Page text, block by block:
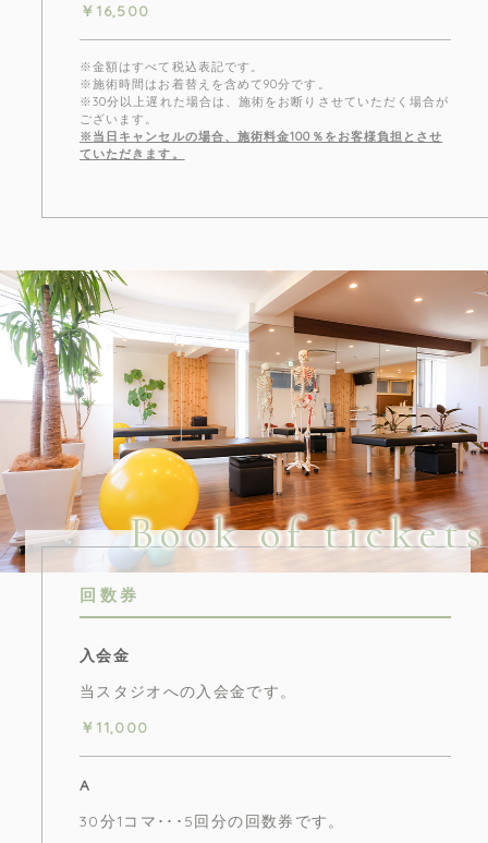
￥16,500
※金額はすべて税込表記です。
※施術時間はお着替えを含めて90分です。
※30分以上遅れた場合は、施術をお断りさせていただく場合が
ございます。
※当日キャンセルの場合、施術料金100％をお客様負担とさせ
ていただきます。
Book of tickets
回数券
入会金
当スタジオへの入会金です。
￥11,000
A
30分1コマ･･･5回分の回数券です。